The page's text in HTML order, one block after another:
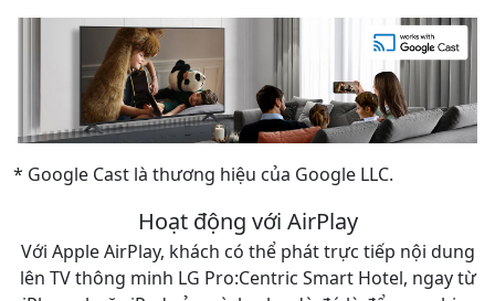
* Google Cast là thương hiệu của Google LLC.
Hoạt động với AirPlay
Với Apple AirPlay, khách có thể phát trực tiếp nội dung
lên TV thông minh LG Pro:Centric Smart Hotel, ngay từ